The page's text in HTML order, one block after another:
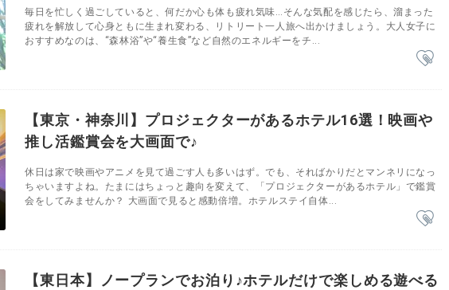
毎日を忙しく過ごしていると、何だか心も体も疲れ気味…そんな気配を感じたら、溜まった
疲れを解放して心身ともに生まれ変わる、リトリート一人旅へ出かけましょう。大人女子に
おすすめなのは、“森林浴”や“養生食”など自然のエネルギーをチ...
【東京・神奈川】プロジェクターがあるホテル16選！映画や
推し活鑑賞会を大画面で♪
休日は家で映画やアニメを見て過ごす人も多いはず。でも、そればかりだとマンネリになっ
ちゃいますよね。たまにはちょっと趣向を変えて、「プロジェクターがあるホテル」で鑑賞
会をしてみませんか？ 大画面で見ると感動倍増。ホテルステイ自体...
【東日本】ノープランでお泊り♪ホテルだけで楽しめる遊べる